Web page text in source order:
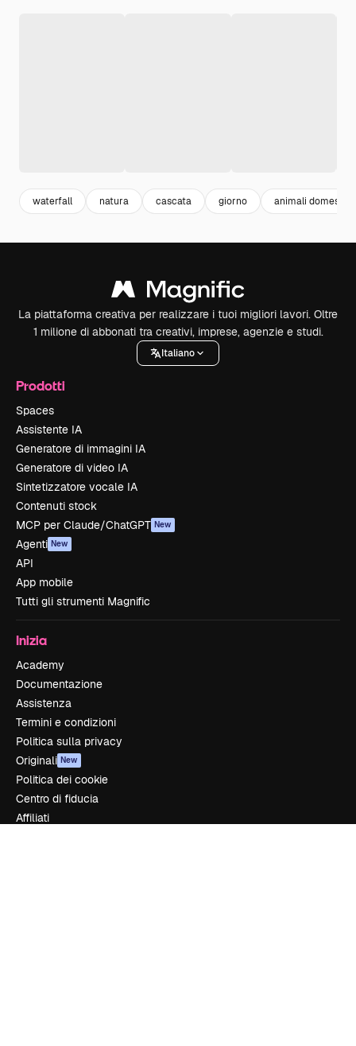
waterfall natura cascata giorno animali domestici
La piattaforma creativa per realizzare i tuoi migliori lavori. Oltre
1 milione di abbonati tra creativi, imprese, agenzie e studi.
Italiano
Prodotti
Spaces
Assistente IA
Generatore di immagini IA
Generatore di video IA
Sintetizzatore vocale IA
Contenuti stock
MCP per Claude/ChatGPT New
Agenti New
API
App mobile
Tutti gli strumenti Magnific
Inizia
Academy
Documentazione
Assistenza
Termini e condizioni
Politica sulla privacy
Originali New
Politica dei cookie
Centro di fiducia
Affiliati